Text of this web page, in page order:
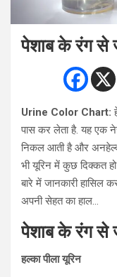
पेशाब के रंग से
Urine Color Chart:
पास कर लेता है. यह एक
निकल आती है और
भी यूरिन में कुछ दिक्कत
बारे में जानकारी
अपनी सेहत का हाल…
पेशाब के रंग से
हल्का पीला यूरिन